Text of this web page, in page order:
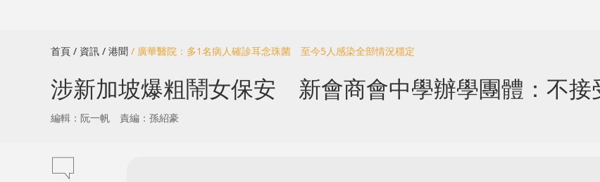
首頁 / 資訊 / 港聞 / 廣華醫院：多1名病人確診耳念珠菌 至今5人感染全部情況穩定
涉新加坡爆粗鬧女保安 新會商會中學辦學團體：不接
編輯：阮一帆 責編：孫紹豪